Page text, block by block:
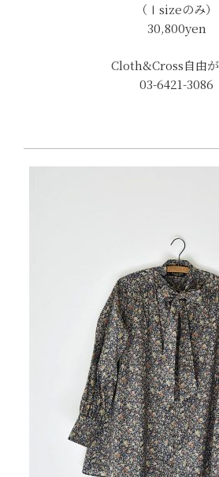
（Ⅰsizeのみ）
30,800yen
Cloth&Cross自由
03-6421-3086